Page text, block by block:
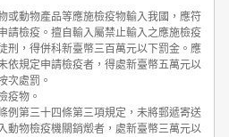
或動物產品等應施檢疫物輸入我國，應符
請檢疫。擅自輸入屬禁止輸入之應施檢疫
刑，得併科新臺幣三百萬元以下罰金。應
依規定申請檢疫者，得處新臺幣五萬元以
次處罰。
疫物。
例第三十四條第三項規定，未將郵遞寄送
動物檢疫機關銷燬者，處新臺幣三萬元以